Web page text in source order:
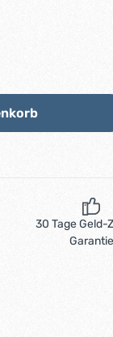
Wert ein
30 Tage Geld-
Garantie